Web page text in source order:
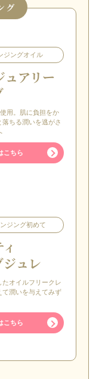
グ
ジングオイル
ュアリー
用。肌に負担をか
ちる潤いを逃がさ
こちら
ジング初めて
ジュレ
オイルフリークレ
て潤いを与えてみず
こちら